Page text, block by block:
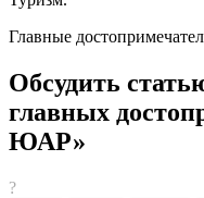
Главные
Обсудить
главных
ЮАР»
?